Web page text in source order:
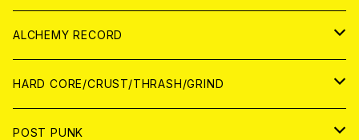
PATCH
アナログ
DIGITAL CONTENTS
ALCHEMY RECORD
CD
ANALOG
HARD CORE/CRUST/THRASH/GRIND
JAPAN
POST PUNK